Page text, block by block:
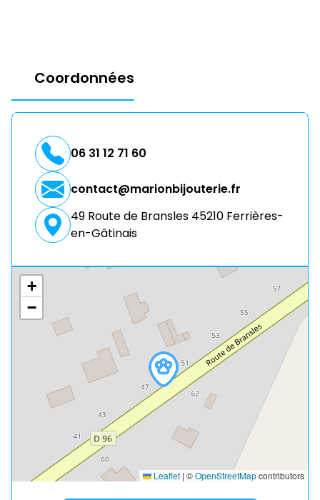
Coordonnées
06 31 12 71 60
contact@marionbijouterie.fr
49 Route de Bransles 45210 Ferrières-
en-Gâtinais
+
−
Leaflet | ©OpenStreetMapcontributors